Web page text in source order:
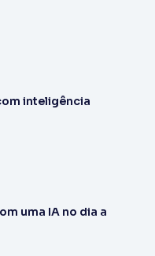
inteligência
uma IA no dia a